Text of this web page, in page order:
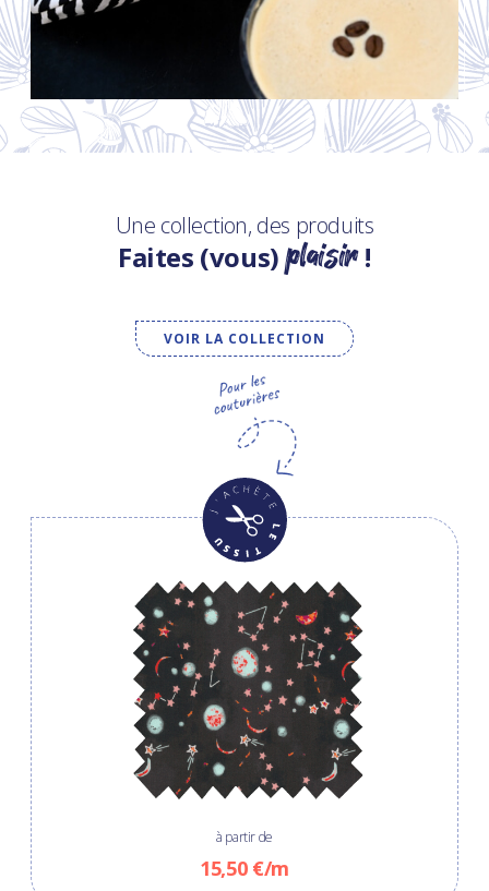
Une collection, des produits
Faites (vous)plaisir!
VOIR LA COLLECTION
à partir de
15,50 €/m